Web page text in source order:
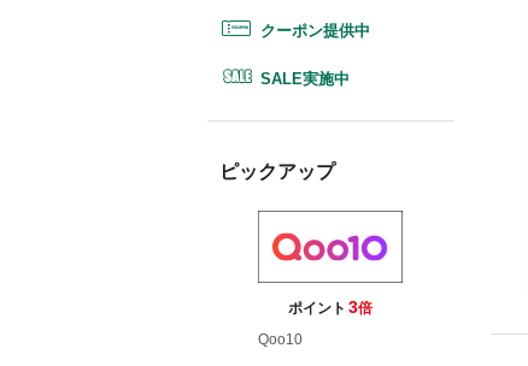
クーポン提供中
SALE実施中
ピックアップ
ポイント 3倍
Qoo10